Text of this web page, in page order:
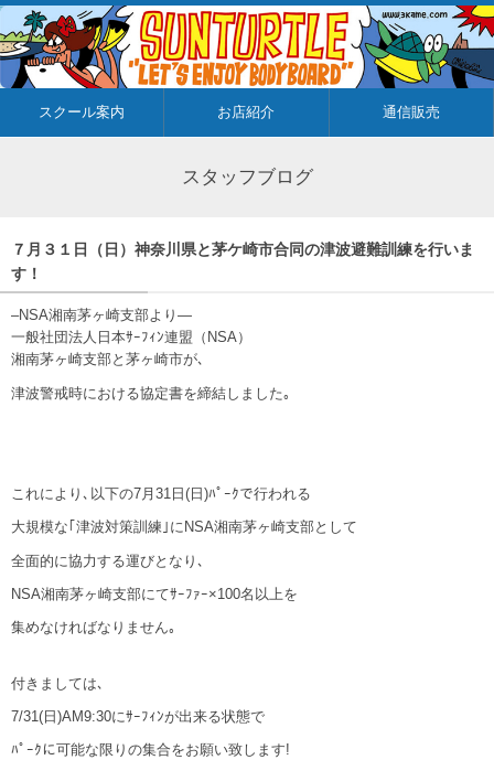
スクール案内 お店紹介 通信販売
スタッフブログ
７月３１日（日）神奈川県と茅ケ崎市合同の津波避難訓練を行いま
す！
–NSA湘南茅ヶ崎支部より—
一般社団法人日本ｻｰﾌｨﾝ連盟（NSA）
湘南茅ヶ崎支部と茅ヶ崎市が､
津波警戒時における協定書を締結しました｡
これにより､以下の7月31日(日)ﾊﾟｰｸで行われる
大規模な｢津波対策訓練｣にNSA湘南茅ヶ崎支部として
全面的に協力する運びとなり､
NSA湘南茅ヶ崎支部にてｻｰﾌｧｰ×100名以上を
集めなければなりません｡
付きましては､
7/31(日)AM9:30にｻｰﾌｨﾝが出来る状態で
ﾊﾟｰｸに可能な限りの集合をお願い致します!